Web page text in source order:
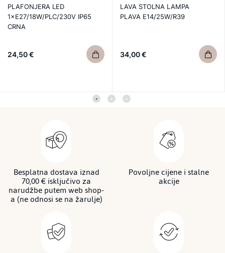
PLAFONJERA LED
1×E27/18W/PLC/230V IP65
CRNA
24,50 €
LAVA STOLNA LAMPA
PLAVA E14/25W/R39
34,00 €
Besplatna dostava iznad
70,00 € isključivo za
narudžbe putem web shop-
a (ne odnosi se na žarulje)
Povoljne cijene i stalne
akcije